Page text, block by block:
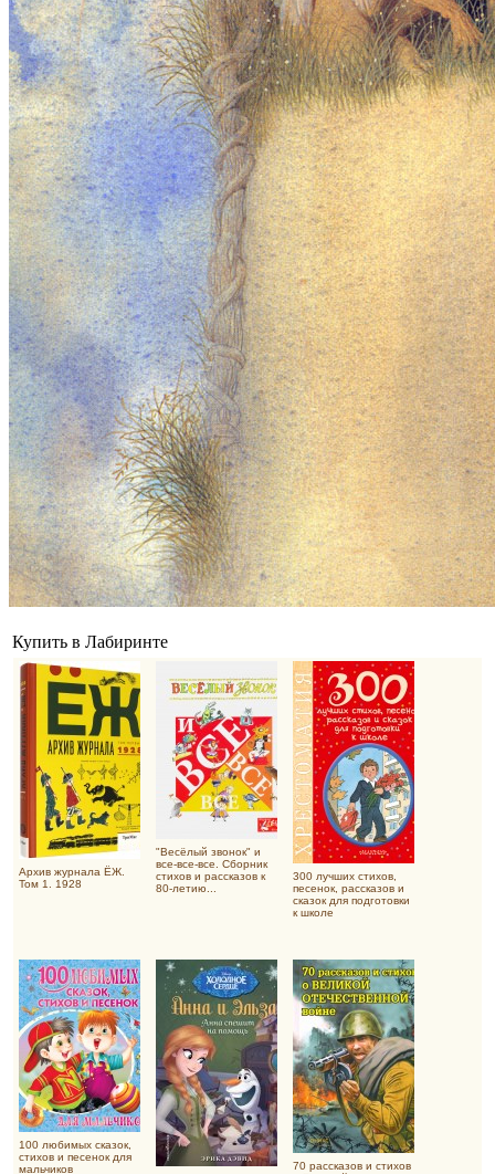
Купить в Лабиринте
Архив журнала ЁЖ.
Том 1. 1928
"Весёлый звонок" и
все-все-все. Сборник
стихов и рассказов к
80-летию...
300 лучших стихов,
песенок, рассказов и
сказок для подготовки
к школе
100 любимых сказок,
стихов и песенок для
мальчиков
70 рассказов и стихов